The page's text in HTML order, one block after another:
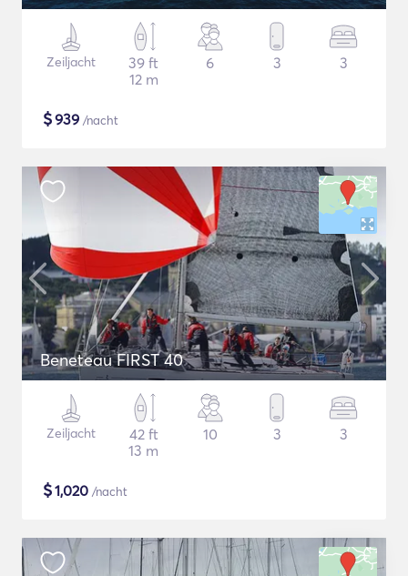
Zeiljacht
39 ft
12 m
6 3 3
$939 /nacht
Beneteau FIRST 40
Zeiljacht
42 ft
13 m
10 3 3
$1,020 /nacht